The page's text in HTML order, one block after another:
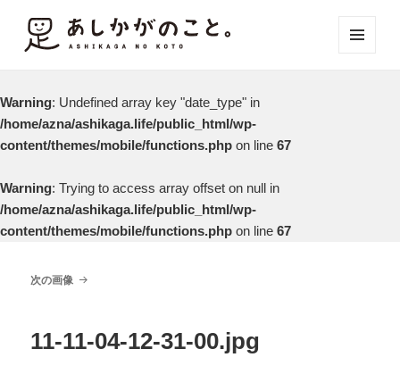
Warning: Undefined array key "date_type" in
/home/azna/ashikaga.life/public_html/wp-
content/themes/mobile/functions.php on line 67
Warning: Trying to access array offset on null in
/home/azna/ashikaga.life/public_html/wp-
content/themes/mobile/functions.php on line 67
次の画像
11-11-04-12-31-00.jpg